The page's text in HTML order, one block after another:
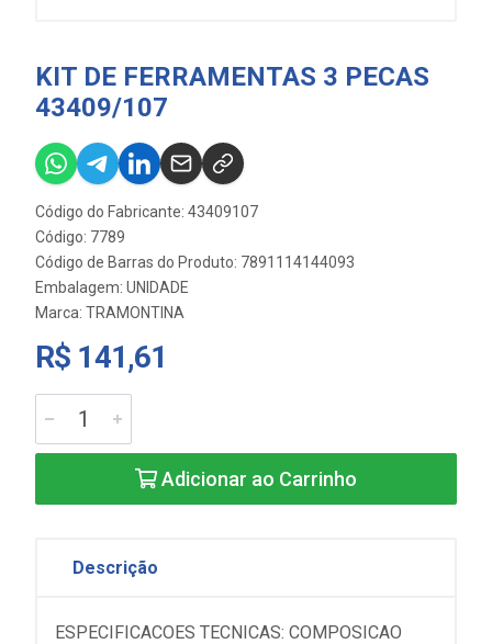
KIT DE FERRAMENTAS 3 PECAS
43409/107
Código do Fabricante: 43409107
Código: 7789
Código de Barras do Produto: 7891114144093
Embalagem: UNIDADE
Marca: TRAMONTINA
R$ 141,61
Adicionar ao Carrinho
Descrição
ESPECIFICACOES TECNICAS: COMPOSICAO